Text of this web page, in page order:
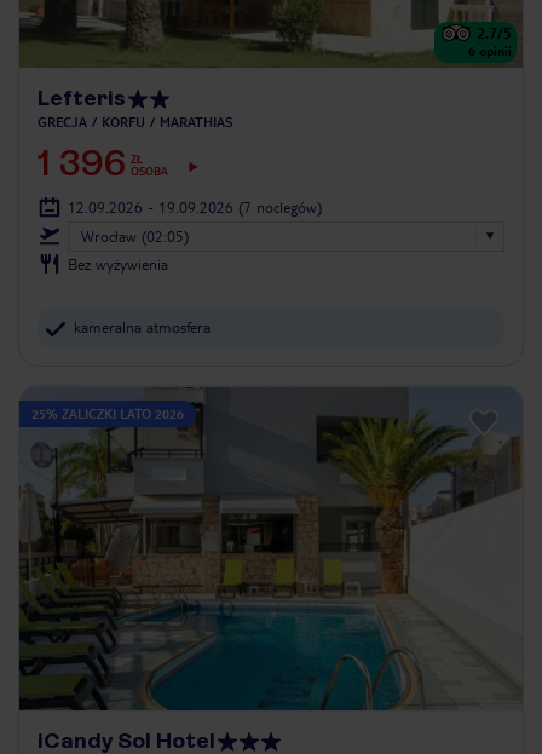
2.7/5
6 opinii
Lefteris
GRECJA KORFU MARATHIAS
1 396 ZŁ
OSOBA
12.09.2026 - 19.09.2026 (7 noclegów)
Wrocław (02:05)
Bez wyżywienia
kameralna atmosfera
25% ZALICZKI LATO 2026
iCandy Sol Hotel